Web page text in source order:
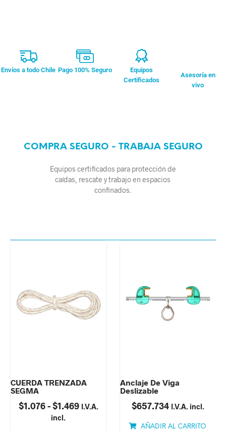
Envíos a todo Chile Pago 100% Seguro
Equipos
Certificados
Asesoría en
vivo
COMPRA SEGURO - TRABAJA SEGURO
Equipos certificados para protección de
caídas, rescate y trabajo en espacios
confinados.
CUERDA TRENZADA
SEGMA
$1.076-$1.469 I.V.A.
incl.
Anclaje De Viga
Deslizable
$657.734 I.V.A. incl.
AÑADIR AL CARRITO